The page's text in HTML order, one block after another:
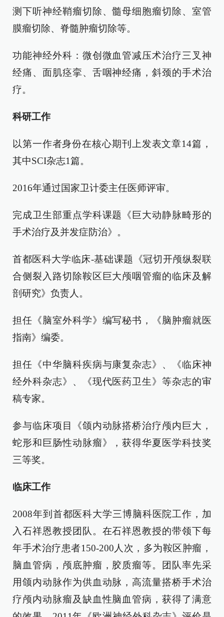
测下听神经鞘瘤切除、髓母细胞瘤切除、室管
膜瘤切除、脊髓肿瘤切除等。
功能神经外科：微创微血管减压术治疗三叉神
经痛、面肌痉挛、舌咽神经痛，斜颈的手术治
疗。
科研工作
以第一作者身份在核心期刊上发表文章14篇，
其中SCI杂志1篇。
2016年通过国家卫计委主任医师评审。
完成卫生部重点学科课题《巨大动静脉畸形的
手术治疗及并发症防治》。
首都医科大学临床-基础课题《冠切开颅纵裂联
合侧裂入路切除鞍区巨大颅咽管瘤的临床及解
剖研究》负责人。
担任《脑室外科学》编写秘书，《脑肿瘤就医
指南》编委。
担任《中华脑科疾病与康复杂志》、《临床神
经外科杂志》、《现代医药卫生》等杂志的审
稿专家。
参与临床项目《颌内动脉搭桥治疗颅内巨大，
蛇形和巨肠性动脉瘤》，获得华夏医学科技奖
三等奖。
临床工作
2008年到首都医科大学三博脑科医院工作，加
入石祥恩教授团队。在石祥恩教授的带领下每
年手术治疗患者150-200人次，多为鞍区肿瘤，
脑血管病，颅底肿瘤，胶质瘤等。团队率先采
用颌内动脉作为供血动脉，高流量搭桥手术治
疗颅内动脉瘤及缺血性脑血管病，获得了满意